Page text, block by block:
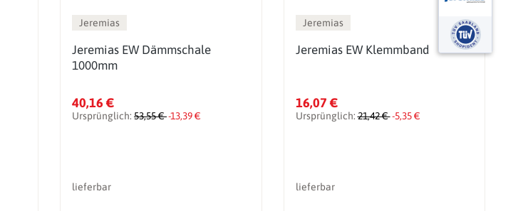
Jeremias
Jeremias EW Dämmschale
1000mm
40,16 €
Ursprünglich: 53,55 €-13,39 €
lieferbar
Jeremias
Jeremias EW Klemmband
16,07 €
Ursprünglich:21,42 €-5,35 €
lieferbar